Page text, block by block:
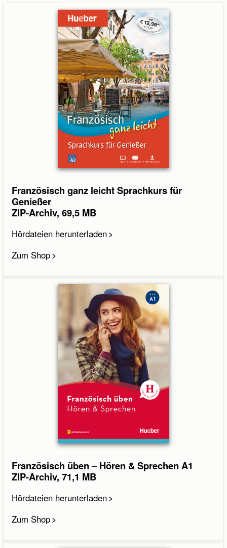
Französisch ganz leicht Sprachkurs für
Genießer
ZIP-Archiv, 69,5 MB
Hördateien herunterladen
Zum Shop
Französisch üben – Hören & Sprechen A1
ZIP-Archiv, 71,1 MB
Hördateien herunterladen
Zum Shop
Abbrechen